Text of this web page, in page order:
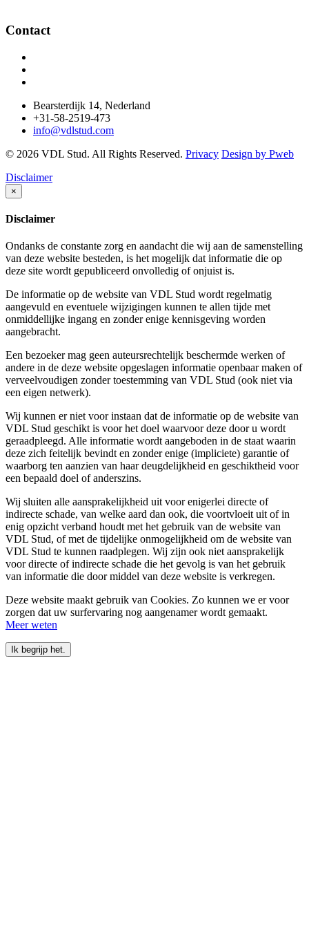
Contact
Bearsterdijk 14, Nederland
+31-58-2519-473
info@vdlstud.com
© 2026 VDL Stud. All Rights Reserved. Privacy Design by Pweb
Disclaimer
×
Disclaimer
Ondanks de constante zorg en aandacht die wij aan de samenstelling
van deze website besteden, is het mogelijk dat informatie die op
deze site wordt gepubliceerd onvolledig of onjuist is.
De informatie op de website van VDL Stud wordt regelmatig
aangevuld en eventuele wijzigingen kunnen te allen tijde met
onmiddellijke ingang en zonder enige kennisgeving worden
aangebracht.
Een bezoeker mag geen auteursrechtelijk beschermde werken of
andere in de deze website opgeslagen informatie openbaar maken of
verveelvoudigen zonder toestemming van VDL Stud (ook niet via
een eigen netwerk).
Wij kunnen er niet voor instaan dat de informatie op de website van
VDL Stud geschikt is voor het doel waarvoor deze door u wordt
geraadpleegd. Alle informatie wordt aangeboden in de staat waarin
deze zich feitelijk bevindt en zonder enige (impliciete) garantie of
waarborg ten aanzien van haar deugdelijkheid en geschiktheid voor
een bepaald doel of anderszins.
Wij sluiten alle aansprakelijkheid uit voor enigerlei directe of
indirecte schade, van welke aard dan ook, die voortvloeit uit of in
enig opzicht verband houdt met het gebruik van de website van
VDL Stud, of met de tijdelijke onmogelijkheid om de website van
VDL Stud te kunnen raadplegen. Wij zijn ook niet aansprakelijk
voor directe of indirecte schade die het gevolg is van het gebruik
van informatie die door middel van deze website is verkregen.
Deze website maakt gebruik van Cookies. Zo kunnen we er voor
zorgen dat uw surfervaring nog aangenamer wordt gemaakt.
Meer weten
Ik begrijp het.